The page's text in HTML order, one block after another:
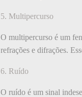
5. Multipercurso
O multipercurso é um
refrações e difrações.
6. Ruído
O ruído é um sinal